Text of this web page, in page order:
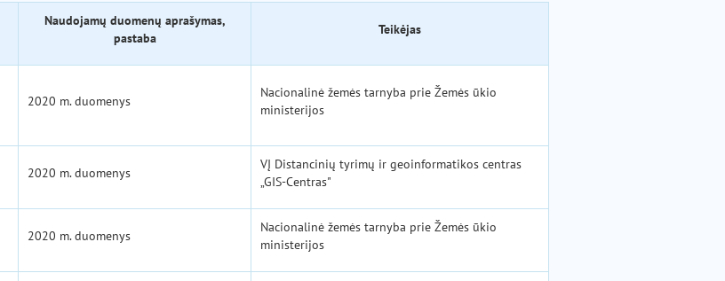
Naudojamų duomenų aprašymas,
pastaba
Teikėjas
2020 m. duomenys
Nacionalinė žemės tarnyba prie Žemės ūkio
ministerijos
2020 m. duomenys
VĮ Distancinių tyrimų ir geoinformatikos centras
„GIS-Centras"
2020 m. duomenys
Nacionalinė žemės tarnyba prie Žemės ūkio
ministerijos